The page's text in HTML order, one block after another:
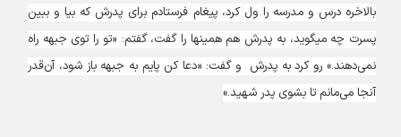
بالاخره درس و مدرسه را ول کرد، پیغام فرستادم برای پدرش که بیا و ببین
پسرت چه می‎گوید، به پدرش هم همین‎ها را گفت، گفتم: «تو را توی جبهه راه
نمی‌دهند.» رو کرد به پدرش و گفت: «دعا کن پایم به جبهه باز شود، آن‌قدر
آنجا می‌مانم تا بشوی پدر شهید.»